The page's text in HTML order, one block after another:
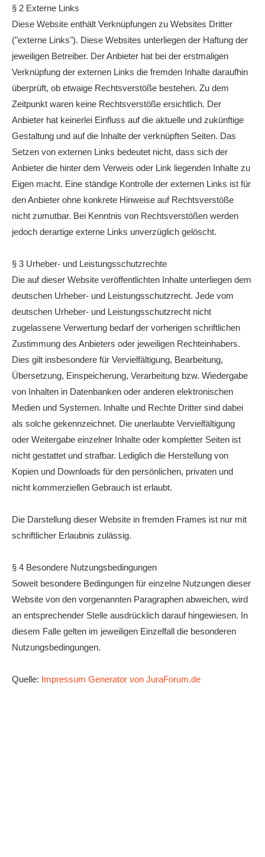
§ 2 Externe Links
Diese Website enthält Verknüpfungen zu Websites Dritter
("externe Links"). Diese Websites unterliegen der Haftung der
jeweiligen Betreiber. Der Anbieter hat bei der erstmaligen
Verknüpfung der externen Links die fremden Inhalte daraufhin
überprüft, ob etwaige Rechtsverstöße bestehen. Zu dem
Zeitpunkt waren keine Rechtsverstöße ersichtlich. Der
Anbieter hat keinerlei Einfluss auf die aktuelle und zukünftige
Gestaltung und auf die Inhalte der verknüpften Seiten. Das
Setzen von externen Links bedeutet nicht, dass sich der
Anbieter die hinter dem Verweis oder Link liegenden Inhalte zu
Eigen macht. Eine ständige Kontrolle der externen Links ist für
den Anbieter ohne konkrete Hinweise auf Rechtsverstöße
nicht zumutbar. Bei Kenntnis von Rechtsverstößen werden
jedoch derartige externe Links unverzüglich gelöscht.
§ 3 Urheber- und Leistungsschutzrechte
Die auf dieser Website veröffentlichten Inhalte unterliegen dem
deutschen Urheber- und Leistungsschutzrecht. Jede vom
deutschen Urheber- und Leistungsschutzrecht nicht
zugelassene Verwertung bedarf der vorherigen schriftlichen
Zustimmung des Anbieters oder jeweiligen Rechteinhabers.
Dies gilt insbesondere für Vervielfältigung, Bearbeitung,
Übersetzung, Einspeicherung, Verarbeitung bzw. Wiedergabe
von Inhalten in Datenbanken oder anderen elektronischen
Medien und Systemen. Inhalte und Rechte Dritter sind dabei
als solche gekennzeichnet. Die unerlaubte Vervielfältigung
oder Weitergabe einzelner Inhalte oder kompletter Seiten ist
nicht gestattet und strafbar. Lediglich die Herstellung von
Kopien und Downloads für den persönlichen, privaten und
nicht kommerziellen Gebrauch ist erlaubt.
Die Darstellung dieser Website in fremden Frames ist nur mit
schriftlicher Erlaubnis zulässig.
§ 4 Besondere Nutzungsbedingungen
Soweit besondere Bedingungen für einzelne Nutzungen dieser
Website von den vorgenannten Paragraphen abweichen, wird
an entsprechender Stelle ausdrücklich darauf hingewiesen. In
diesem Falle gelten im jeweiligen Einzelfall die besonderen
Nutzungsbedingungen.
Quelle: Impressum Generator von JuraForum.de